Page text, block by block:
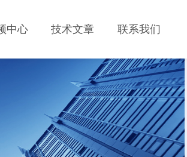
中心 技术文章 联系我们